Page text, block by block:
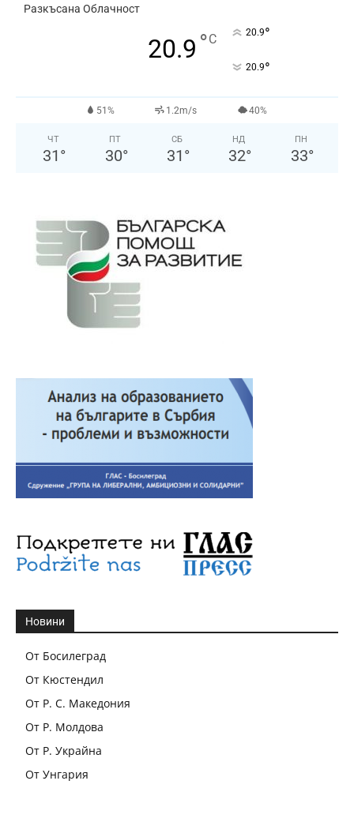
Разкъсана Облачност
20.9 °C 20.9°
20.9°
51% 1.2m/s 40%
ЧТ
31 °
ПТ
30°
СБ
31 °
НД
32°
ПН
33°
Новини
От Босилеград
От Кюстендил
От Р. С. Македония
От Р. Молдова
От Р. Украйна
От Унгария